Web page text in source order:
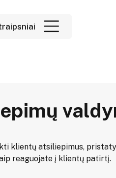
klientų atsiliepimus,
reaguojate į klientų patirtį.